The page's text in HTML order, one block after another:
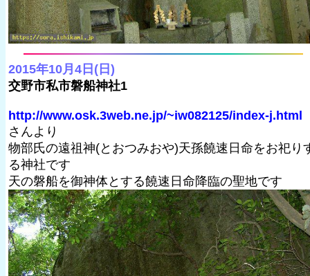
2015年10月4日(日)
交野市私市磐船神社1
http://www.osk.3web.ne.jp/~iw082125/index-j.html
さんより
物部氏の遠祖神(とおつみおや)天孫饒速日命をお祀り
る神社です
天の磐船を御神体とする饒速日命降臨の聖地です